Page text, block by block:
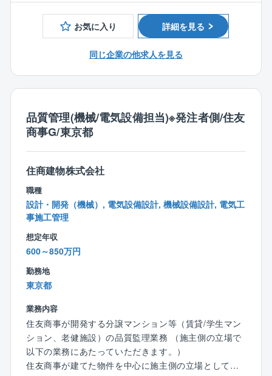
為、超えないよう別部署からの応援があります。また
時間帯有給の導入や、サテライトオフィスの利用など
が出来るようになり、働き方改革が進んでおります。
・休憩時間：50分（12:00～12:50）
＜標準的な勤務時間帯＞
8:45～17:30
■同社の魅力と特徴：
◇住友グループ：東証プライム上場の総合設備会社／
国立競技場／東京国際展示場・ヨドバシカメラマルチ
メディア梅田店・阪急HEP FIVEなどの電気設備や、慶
応義塾大学湘南藤沢キャンパスの計装設備のエンジニ
アリングを行った企業です。
◇電気設備業界における長年の実績：電気設備を中心
備・機械設備・プラント設備を含めた、総合エンジニ
アリング企業として、幅広い事業領域・長年の信頼と
実績・高い技術力を誇ります。
◇積極的な海外展開：同社は50カ国以上にわたり、19
60年代後半から幅広い分野の設備工事で実績を残して
きました。同社は国内だけではなく、海外への事業展
開に注力しています。現状の売上比率も２割を超えて
お気に入り 詳細を見る
同じ企業の他求人を見る
品質管理(機械/電気設備担当)※発注者側/住友
商事G/東京都
住商建物株式会社
職種
設計・開発（機械）, 電気設備設計, 機械設備設計, 電気工
事施工管理
想定年収
600～850万円
勤務地
東京都
業務内容
住友商事が開発する分譲マンション等（賃貸/学生マン
ション、老健施設）の品質監理業務 （施主側の立場で
以下の業務にあたっていただきます。）
住友商事が建てた物件を中心に施主側の立場として業